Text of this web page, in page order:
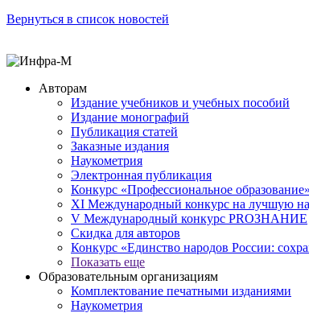
Вернуться в список новостей
Авторам
Издание учебников и учебных пособий
Издание монографий
Публикация статей
Заказные издания
Наукометрия
Электронная публикация
Конкурс «Профессиональное образование»
XI Международный конкурс на лучшую
V Международный конкурс PROЗНАНИЕ
Скидка для авторов
Конкурс «Единство народов России:
Показать еще
Образовательным организациям
Комплектование печатными изданиями
Наукометрия